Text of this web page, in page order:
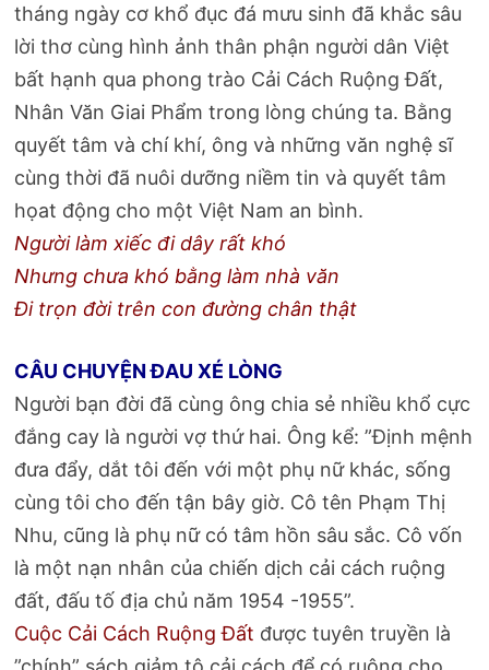
tháng ngày cơ khổ đục đá mưu sinh đã khắc sâu
lời thơ cùng hình ảnh thân phận người dân Việt
bất hạnh qua phong trào Cải Cách Ruộng Đất,
Nhân Văn Giai Phẩm trong lòng chúng ta. Bằng
quyết tâm và chí khí, ông và những văn nghệ sĩ
cùng thời đã nuôi dưỡng niềm tin và quyết tâm
họat động cho một Việt Nam an bình.
Người làm xiếc đi dây rất khó
Nhưng chưa khó bằng làm nhà văn
Đi trọn đời trên con đường chân thật
CÂU CHUYỆN ĐAU XÉ LÒNG
Người bạn đời đã cùng ông chia sẻ nhiều khổ cực
đắng cay là người vợ thứ hai. Ông kể: ”Định mệnh
đưa đẩy, dắt tôi đến với một phụ nữ khác, sống
cùng tôi cho đến tận bây giờ. Cô tên Phạm Thị
Nhu, cũng là phụ nữ có tâm hồn sâu sắc. Cô vốn
là một nạn nhân của chiến dịch cải cách ruộng
đất, đấu tố địa chủ năm 1954 -1955”.
Cuộc Cải Cách Ruộng Đất được tuyên truyền là